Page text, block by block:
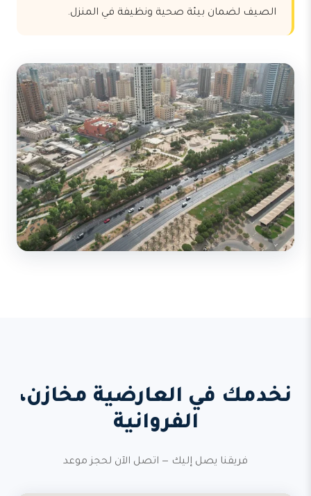
الصيف لضمان بيئة صحية ونظيفة في المنزل.
نخدمك في العارضية مخازن،
الفروانية
فريقنا يصل إليك — اتصل الآن لحجز موعد